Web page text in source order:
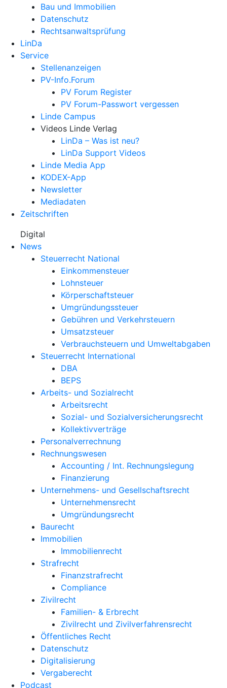
Bau und Immobilien
Datenschutz
Rechtsanwalts­prüfung
LinDa
Service
Stellenanzeigen
PV-Info.Forum
PV Forum Register
PV Forum-Passwort vergessen
Linde Campus
Videos Linde Verlag
LinDa – Was ist neu?
LinDa Support Videos
Linde Media App
KODEX-App
Newsletter
Mediadaten
Zeitschriften
Digital
News
Steuerrecht National
Einkommensteuer
Lohnsteuer
Körperschaftsteuer
Umgründungssteuer
Gebühren und Verkehrsteuern
Umsatzsteuer
Verbrauchsteuern und Umweltabgaben
Steuerrecht International
DBA
BEPS
Arbeits- und Sozialrecht
Arbeitsrecht
Sozial- und Sozialversicherungsrecht
Kollektivverträge
Personalverrechnung
Rechnungswesen
Accounting / Int. Rechnungslegung
Finanzierung
Unternehmens- und Gesellschaftsrecht
Unternehmensrecht
Umgründungsrecht
Baurecht
Immobilien
Immobilienrecht
Strafrecht
Finanzstrafrecht
Compliance
Zivilrecht
Familien- & Erbrecht
Zivilrecht und Zivilverfahrensrecht
Öffentliches Recht
Datenschutz
Digitalisierung
Vergaberecht
Podcast